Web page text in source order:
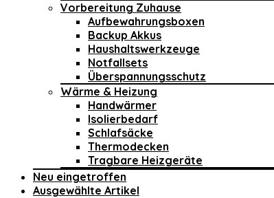
Vorbereitung Zuhause
Aufbewahrungsboxen
Backup Akkus
Haushaltswerkzeuge
Notfallsets
Überspannungsschutz
Wärme & Heizung
Handwärmer
Isolierbedarf
Schlafsäcke
Thermodecken
Tragbare Heizgeräte
Neu eingetroffen
Ausgewählte Artikel